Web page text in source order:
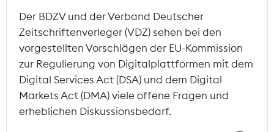
Der BDZV und der Verband Deutscher
Zeitschriftenverleger (VDZ) sehen bei den
vorgestellten Vorschlägen der EU-Kommission
zur Regulierung von Digitalplattformen mit dem
Digital Services Act (DSA) und dem Digital
Markets Act (DMA) viele offene Fragen und
erheblichen Diskussionsbedarf.